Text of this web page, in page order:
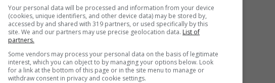
classe 2000 dal primo minuto ma così
volte suLykogiannis.
Your personal data will be processed and information from your device
(cookies, unique identifiers, and other device data) may be stored by,
accessed by and shared with 319 partners, or used specifically by this
site. We and our partners may use precise geolocation data. List of
partners.
Some vendors may process your personal data on the basis of legitimate
interest, which you can object to by managing your options below. Look
for a link at the bottom of this page or in the site menu to manage or
withdraw consent in privacy and cookie settings.